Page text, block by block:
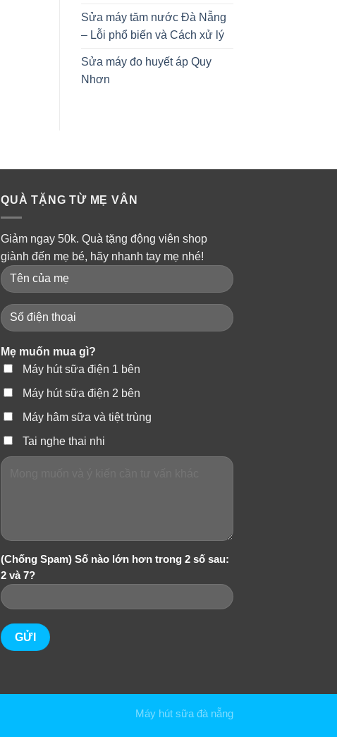
Sửa máy tăm nước Đà Nẵng
– Lỗi phổ biến và Cách xử lý
Sửa máy đo huyết áp Quy
Nhơn
QUÀ TẶNG TỪ MẸ VÂN
Giảm ngay 50k. Quà tặng động viên shop
giành đến mẹ bé, hãy nhanh tay mẹ nhé!
Mẹ muốn mua gì?
Máy hút sữa điện 1 bên
Máy hút sữa điện 2 bên
Máy hâm sữa và tiệt trùng
Tai nghe thai nhi
(Chống Spam) Số nào lớn hơn trong 2 số sau:
2 và 7?
Máy hút sữa đà nẵng